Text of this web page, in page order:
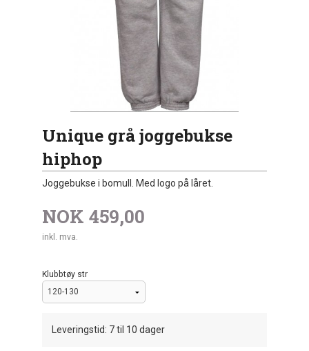
Unique grå joggebukse
hiphop
Joggebukse i bomull. Med logo på låret.
NOK 459,00
inkl. mva.
Klubbtøy str
Leveringstid: 7 til 10 dager